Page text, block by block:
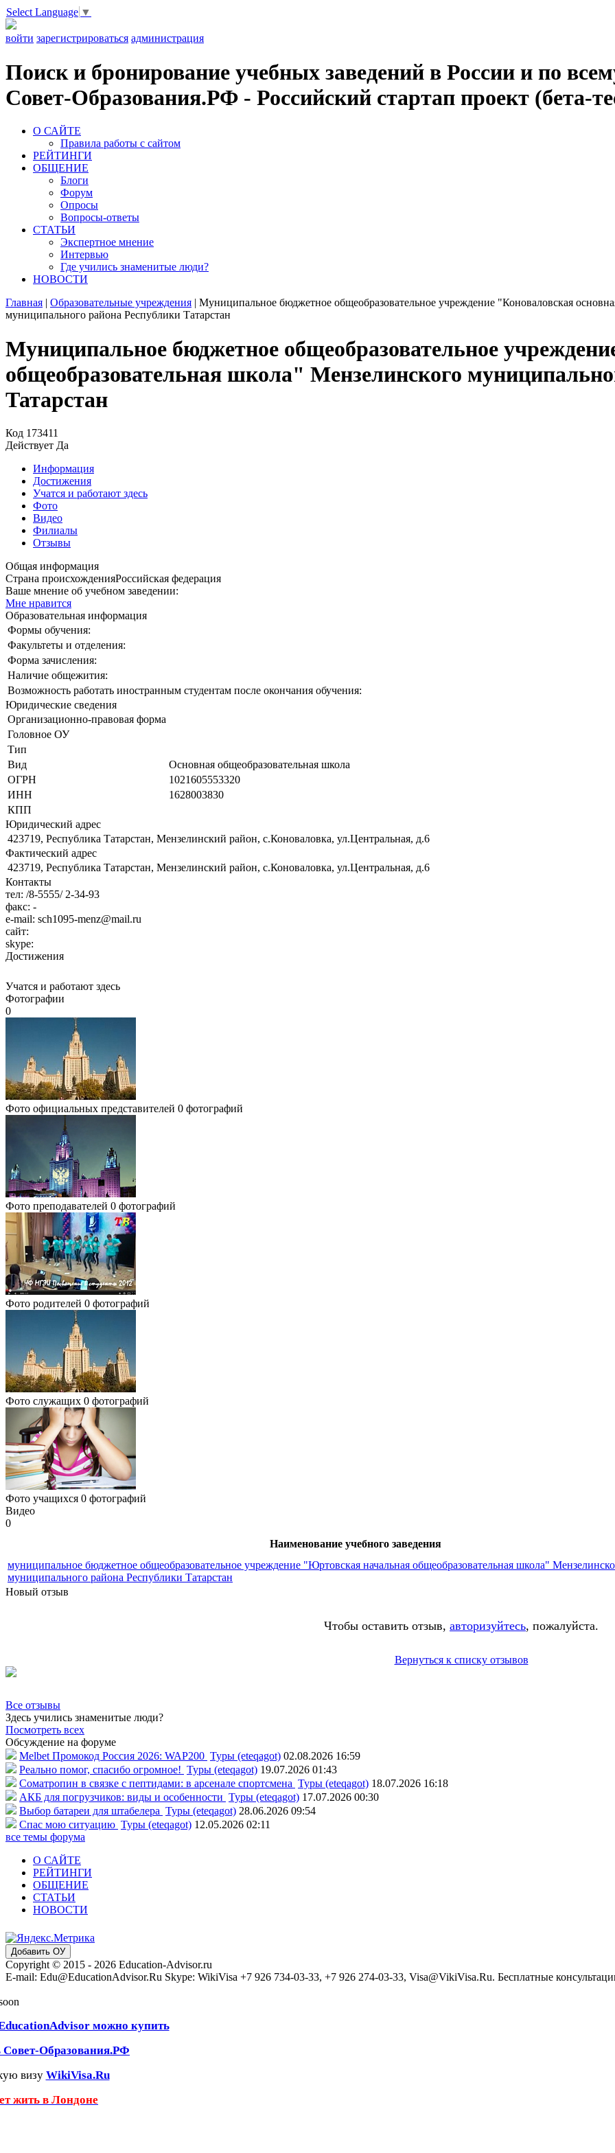
Select Language ▼
войти зарегистрироваться администрация
Поиск и бронирование учебных заведений в России и по
Совет-Образования.РФ - Российский стартап проект (бета-
О САЙТЕ
Правила работы с сайтом
РЕЙТИНГИ
ОБЩЕНИЕ
Блоги
Форум
Опросы
Вопросы-ответы
СТАТЬИ
Экспертное мнение
Интервью
Где учились знаменитые люди?
НОВОСТИ
Главная | Образовательные учреждения | Муниципальное бюджетное общеобразовательное учреждение "Коноваловская
муниципального района Республики Татарстан
Муниципальное бюджетное общеобразовательное
общеобразовательная школа" Мензелинского
Татарстан
Код 173411
Действует Да
Информация
Достижения
Учатся и работают здесь
Фото
Видео
Филиалы
Отзывы
Общая информация
Страна происхожденияРоссийская федерация
Ваше мнение об учебном заведении:
Мне нравится
Образовательная информация
Формы обучения:
Факультеты и отделения:
Форма зачисления:
Наличие общежития:
Возможность работать иностранным студентам после окончания обучения:
Юридические сведения
Организационно-правовая форма
Головное ОУ
Тип
Вид
Основная общеобразовательная школа
ОГРН
1021605553320
ИНН
1628003830
КПП
Юридический адрес
423719, Республика Татарстан, Мензелинский район, с.Коноваловка, ул.Центральная, д.6
Фактический адрес
423719, Республика Татарстан, Мензелинский район, с.Коноваловка, ул.Центральная, д.6
Контакты
тел: /8-5555/ 2-34-93
факс: -
e-mail: sch1095-menz@mail.ru
сайт:
skype:
Достижения
Учатся и работают здесь
Фотографии
0
Фото официальных представителей 0 фотографий
Фото преподавателей 0 фотографий
Фото родителей 0 фотографий
Фото служащих 0 фотографий
Фото учащихся 0 фотографий
Видео
0
Наименование учебного заведения
муниципальное бюджетное общеобразовательное учреждение "Юртовская начальная общеобразовательная школа"
муниципального района Республики Татарстан
Новый отзыв
Чтобы оставить отзыв, авторизуйтесь, пожалуйста.
Вернуться к списку отзывов
Все отзывы
Здесь учились знаменитые люди?
Посмотреть всех
Обсуждение на форуме
Melbet Промокод Россия 2026: WAP200 Туры (eteqagot) 02.08.2026 16:59
Реально помог, спасибо огромное! Туры (eteqagot) 19.07.2026 01:43
Соматропин в связке с пептидами: в арсенале спортсмена Туры (eteqagot) 18.07.2026 16:18
АКБ для погрузчиков: виды и особенности Туры (eteqagot) 17.07.2026 00:30
Выбор батареи для штабелера Туры (eteqagot) 28.06.2026 09:54
Спас мою ситуацию Туры (eteqagot) 12.05.2026 02:11
все темы форума
О САЙТЕ
РЕЙТИНГИ
ОБЩЕНИЕ
СТАТЬИ
НОВОСТИ
Добавить ОУ
Copyright © 2015 - 2026 Education-Advisor.ru
E-mail: Edu@EducationAdvisor.Ru Skype: WikiVisa +7 926 734-03-33, +7 926 274-03-33, Visa@VikiVisa.Ru. Бесплатные
можно купить
Совет-Образования.РФ
визу WikiVisa.Ru
жить в Лондоне